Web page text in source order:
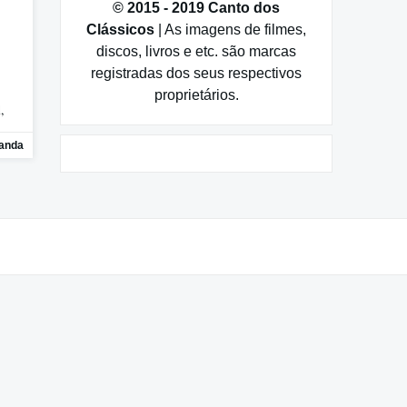
© 2015 - 2019 Canto dos
Clássicos | As imagens de filmes,
discos, livros e etc. são marcas
registradas dos seus respectivos
proprietários.